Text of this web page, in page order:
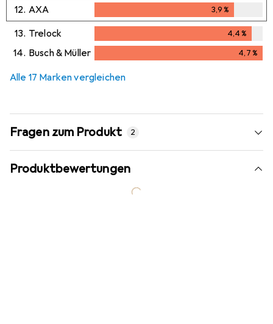
12. AXA 3,9%
13. Trelock 4,4%
4,4%
14. Busch & Müller 4,7%
Alle 17 Marken vergleichen
Fragen zum Produkt 2
Produktbewertungen